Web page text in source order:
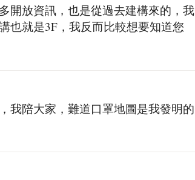
開放資訊，也是從過去建構來的，我
也就是3F，我反而比較想要知道您
我陪大家，難道口罩地圖是我發明的